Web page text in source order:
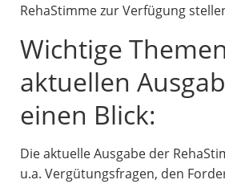
RehaStimme zur Verfügung
Wichtige
aktuellen
einen Blick:
Die aktuelle Ausgabe der
u.a. Vergütungsfragen, den